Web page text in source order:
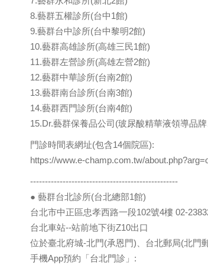
8.藝群五權診所(台中1館)
9.藝群台中診所(台中黎明2館)
10.藝群高雄診所(高雄三民1館)
11.藝群左營診所(高雄左營2館)
12.藝群中華診所(台南2館)
13.藝群南台診所(台南3館)
14.藝群西門診所(台南4館)
15.Dr.藝群保養品公司(玻尿酸精華液領導品
門診時間表網址(包含14個院區):
https://www.e-champ.com.tw/
--------------------------------------------------
● 藝群台北診所(台北總部1館)
台北市中正區忠孝西路一段102號4樓 02-
台北車站--站前地下街Z10出口
位於臺北府城-北門(承恩門)、台北郵局(北門
手機App預約「台北門診」: